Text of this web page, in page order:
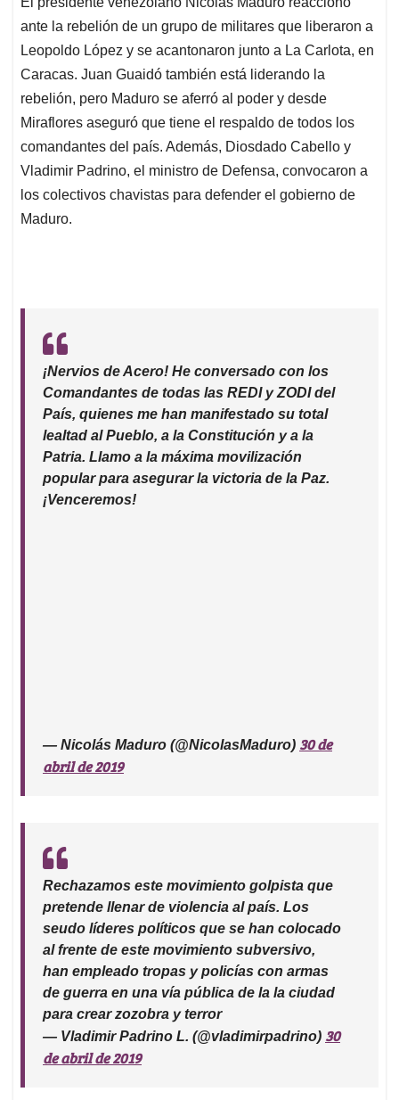
s
A
p
p
b
o
o
e
d
I
n
l
a
d
s
ante la rebelión de un grupo de militares que liberaron a
Leopoldo López y se acantonaron junto a La Carlota, en
Caracas. Juan Guaidó también está liderando la
rebelión, pero Maduro se aferró al poder y desde
Miraflores aseguró que tiene el respaldo de todos los
comandantes del país. Además, Diosdado Cabello y
Vladimir Padrino, el ministro de Defensa, convocaron a
los colectivos chavistas para defender el gobierno de
Maduro.
¡Nervios de Acero! He conversado con los
Comandantes de todas las REDI y ZODI del
País, quienes me han manifestado su total
lealtad al Pueblo, a la Constitución y a la
Patria. Llamo a la máxima movilización
popular para asegurar la victoria de la Paz.
¡Venceremos!
— Nicolás Maduro (@NicolasMaduro) 30 de
abril de 2019
Rechazamos este movimiento golpista que
pretende llenar de violencia al país. Los
seudo líderes políticos que se han colocado
al frente de este movimiento subversivo,
han empleado tropas y policías con armas
de guerra en una vía pública de la la ciudad
para crear zozobra y terror
— Vladimir Padrino L. (@vladimirpadrino) 30
de abril de 2019